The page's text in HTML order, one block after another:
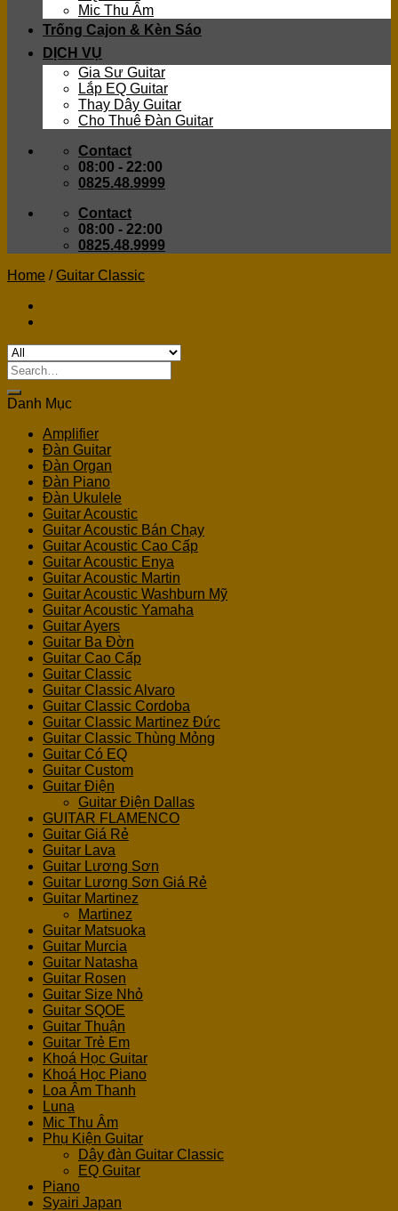
Mic Thu Âm
Trống Cajon & Kèn Sáo
DỊCH VỤ
Gia Sư Guitar
Lắp EQ Guitar
Thay Dây Guitar
Cho Thuê Đàn Guitar
Contact
08:00 - 22:00
0825.48.9999
Contact
08:00 - 22:00
0825.48.9999
Home / Guitar Classic
Search
for:
Danh Mục
Amplifier
Đàn Guitar
Đàn Organ
Đàn Piano
Đàn Ukulele
Guitar Acoustic
Guitar Acoustic Bán Chạy
Guitar Acoustic Cao Cấp
Guitar Acoustic Enya
Guitar Acoustic Martin
Guitar Acoustic Washburn Mỹ
Guitar Acoustic Yamaha
Guitar Ayers
Guitar Ba Đờn
Guitar Cao Cấp
Guitar Classic
Guitar Classic Alvaro
Guitar Classic Cordoba
Guitar Classic Martinez Đức
Guitar Classic Thùng Mỏng
Guitar Có EQ
Guitar Custom
Guitar Điện
Guitar Điện Dallas
GUITAR FLAMENCO
Guitar Giá Rẻ
Guitar Lava
Guitar Lương Sơn
Guitar Lương Sơn Giá Rẻ
Guitar Martinez
Martinez
Guitar Matsuoka
Guitar Murcia
Guitar Natasha
Guitar Rosen
Guitar Size Nhỏ
Guitar SQOE
Guitar Thuận
Guitar Trẻ Em
Khoá Học Guitar
Khoá Học Piano
Loa Âm Thanh
Luna
Mic Thu Âm
Phụ Kiện Guitar
Dây đàn Guitar Classic
EQ Guitar
Piano
Syairi Japan